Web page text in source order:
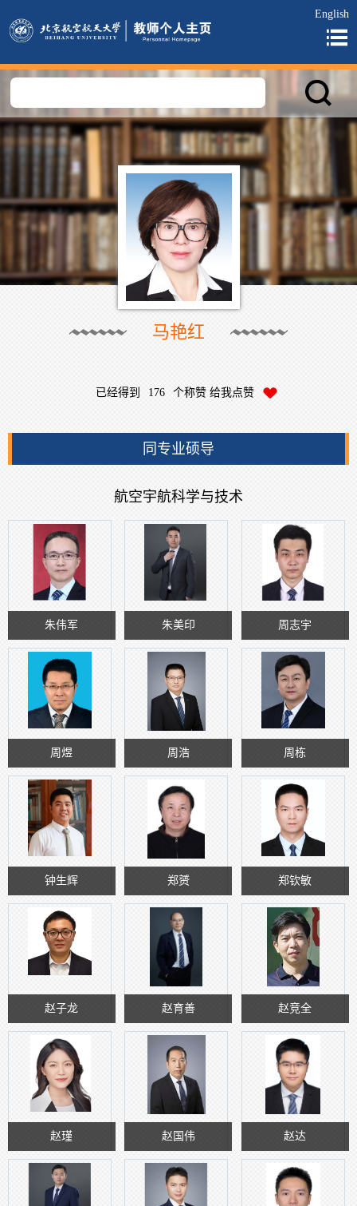
English
马艳红
已经得到 176 个称赞 给我点赞
同专业硕导
航空宇航科学与技术
朱伟军 朱美印 周志宇
周煜 周浩 周栋
钟生辉 郑赟 郑钦敏
赵子龙 赵育善 赵竞全
赵瑾 赵国伟 赵达